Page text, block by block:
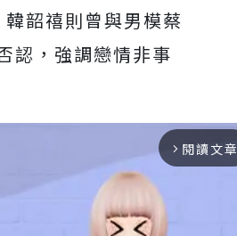
韶禧則曾與男模蔡
認，強調戀情非事
arrow_forward_ios 閱讀文章